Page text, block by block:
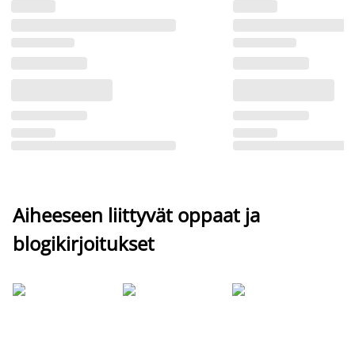
Aiheeseen liittyvät oppaat ja
blogikirjoitukset